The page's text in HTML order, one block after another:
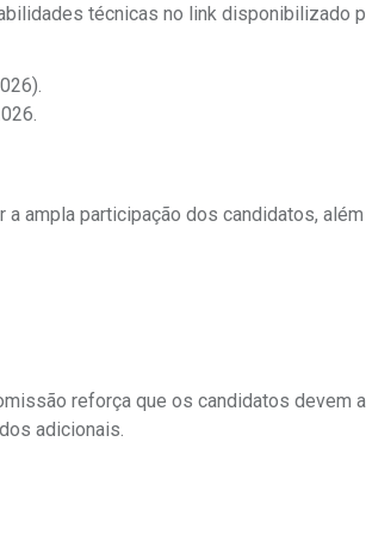
técnicas no link disponibilizado
ampla participação dos candidatos,
reforça que os candidatos devem
adicionais.